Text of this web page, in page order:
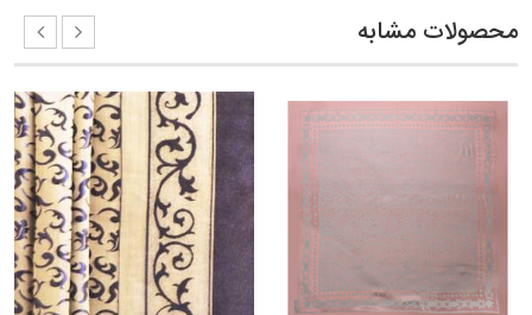
محصولات مشابه